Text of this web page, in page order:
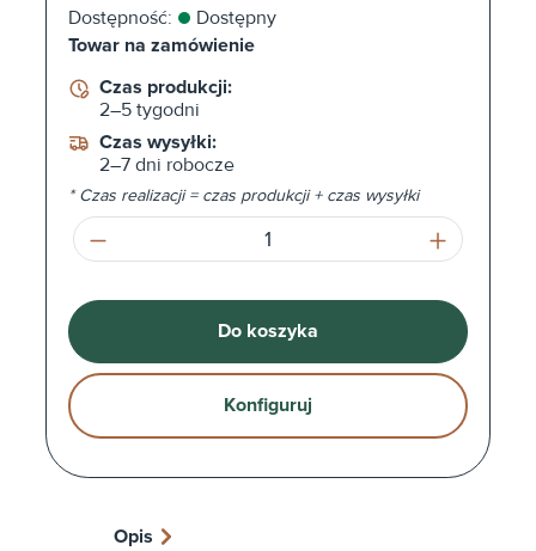
Dostępność:
Dostępny
Towar na zamówienie
Czas produkcji:
2–5 tygodni
Czas wysyłki:
2–7 dni robocze
* Czas realizacji = czas produkcji + czas wysyłki
Ilość produktu: Wprowadź żądaną
Do koszyka
Konfiguruj
Opis